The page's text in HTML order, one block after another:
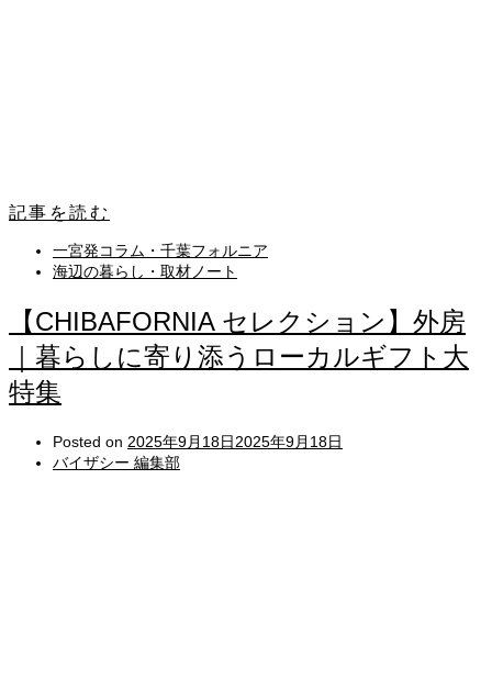
記事を読む
一宮発コラム・千葉フォルニア
海辺の暮らし・取材ノート
【CHIBAFORNIA セレクション】外房
｜暮らしに寄り添うローカルギフト大
特集
Posted on 2025年9月18日2025年9月18日
バイザシー 編集部